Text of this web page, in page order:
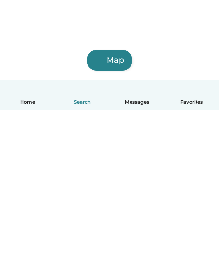
Home Search Messages Favorites
Map